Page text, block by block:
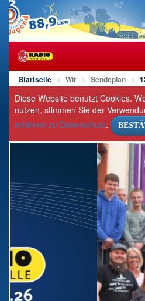
Startseite Wir Sendeplan
Diese Website benutzt Cookies.
nutzen, stimmen Sie der
erfahren zu Datenschutz.